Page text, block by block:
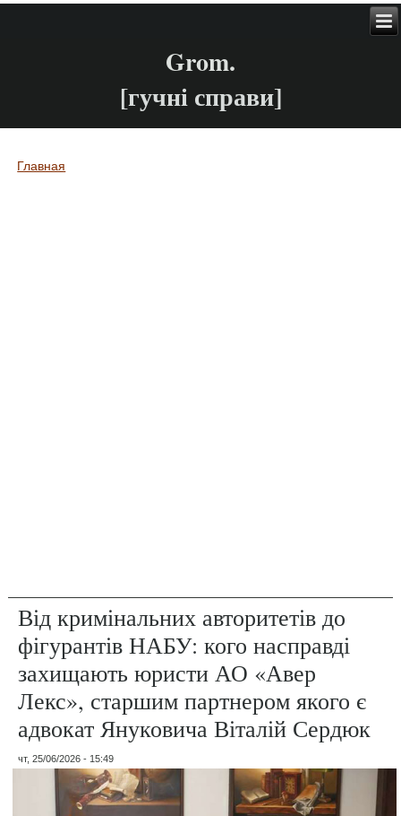
Grom.
[гучні справи]
Вы здесь
Главная
Від кримінальних авторитетів до
фігурантів НАБУ: кого насправді
захищають юристи АО «Авер
Лекс», старшим партнером якого є
адвокат Януковича Віталій Сердюк
чт, 25/06/2026 - 15:49